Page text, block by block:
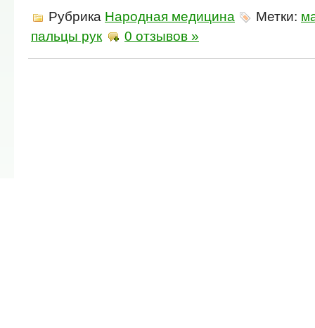
Рубрика Народная медицина Метки:
пальцы рук
0 отзывов »